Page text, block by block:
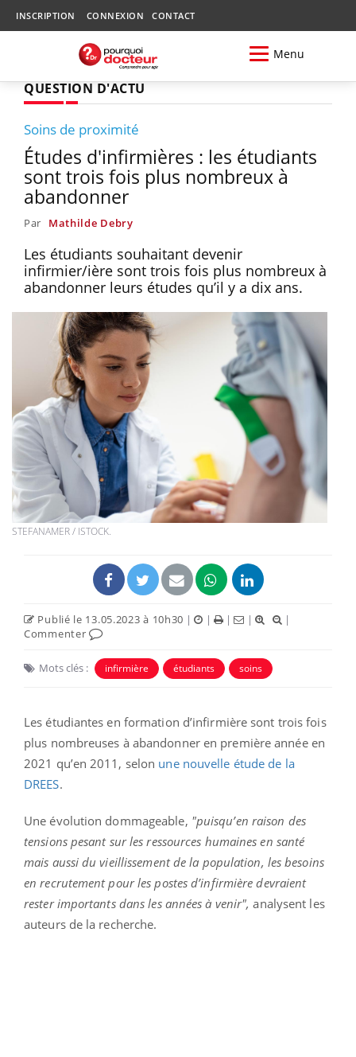
INSCRIPTION CONNEXION CONTACT
Menu
QUESTION D'ACTU
Soins de proximité
Études d'infirmières : les étudiants
sont trois fois plus nombreux à
abandonner
Par Mathilde Debry
Les étudiants souhaitant devenir
infirmier/ière sont trois fois plus nombreux à
abandonner leurs études qu’il y a dix ans.
STEFANAMER / ISTOCK.
Publié le 13.05.2023 à 10h30 | | | |
|
Commenter
Mots clés : infirmière étudiants soins
Les étudiantes en formation d’infirmière sont trois fois
plus nombreuses à abandonner en première année en
2021 qu’en 2011, selon une nouvelle étude de la
DREES.
Une évolution dommageable, "puisqu’en raison des
tensions pesant sur les ressources humaines en santé
mais aussi du vieillissement de la population, les besoins
en recrutement pour les postes d’infirmière devraient
rester importants dans les années à venir", analysent les
auteurs de la recherche.